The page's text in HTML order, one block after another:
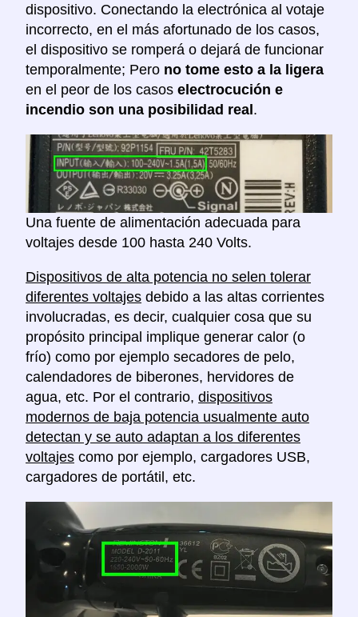
dispositivo. Conectando la electrónica al votaje
incorrecto, en el más afortunado de los casos,
el dispositivo se romperá o dejará de funcionar
temporalmente; Pero no tome esto a la ligera
en el peor de los casos electrocución e
incendio son una posibilidad real.
Una fuente de alimentación adecuada para
voltajes desde 100 hasta 240 Volts.
Dispositivos de alta potencia no selen tolerar
diferentes voltajes debido a las altas corrientes
involucradas, es decir, cualquier cosa que su
propósito principal implique generar calor (o
frío) como por ejemplo secadores de pelo,
calendadores de biberones, hervidores de
agua, etc. Por el contrario, dispositivos
modernos de baja potencia usualmente auto
detectan y se auto adaptan a los diferentes
voltajes como por ejemplo, cargadores USB,
cargadores de portátil, etc.